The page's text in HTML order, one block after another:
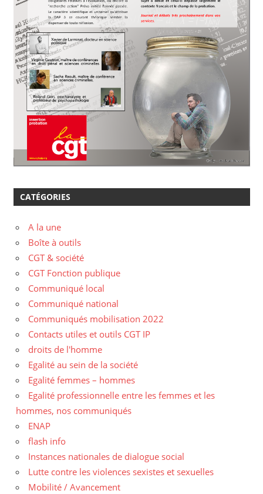
CATÉGORIES
A la une
Boîte à outils
CGT & société
CGT Fonction publique
Communiqué local
Communiqué national
Communiqués mobilisation 2022
Contacts utiles et outils CGT IP
droits de l'homme
Egalité au sein de la société
Egalité femmes – hommes
Egalité professionnelle entre les femmes et les
hommes, nos communiqués
ENAP
flash info
Instances nationales de dialogue social
Lutte contre les violences sexistes et sexuelles
Mobilité / Avancement